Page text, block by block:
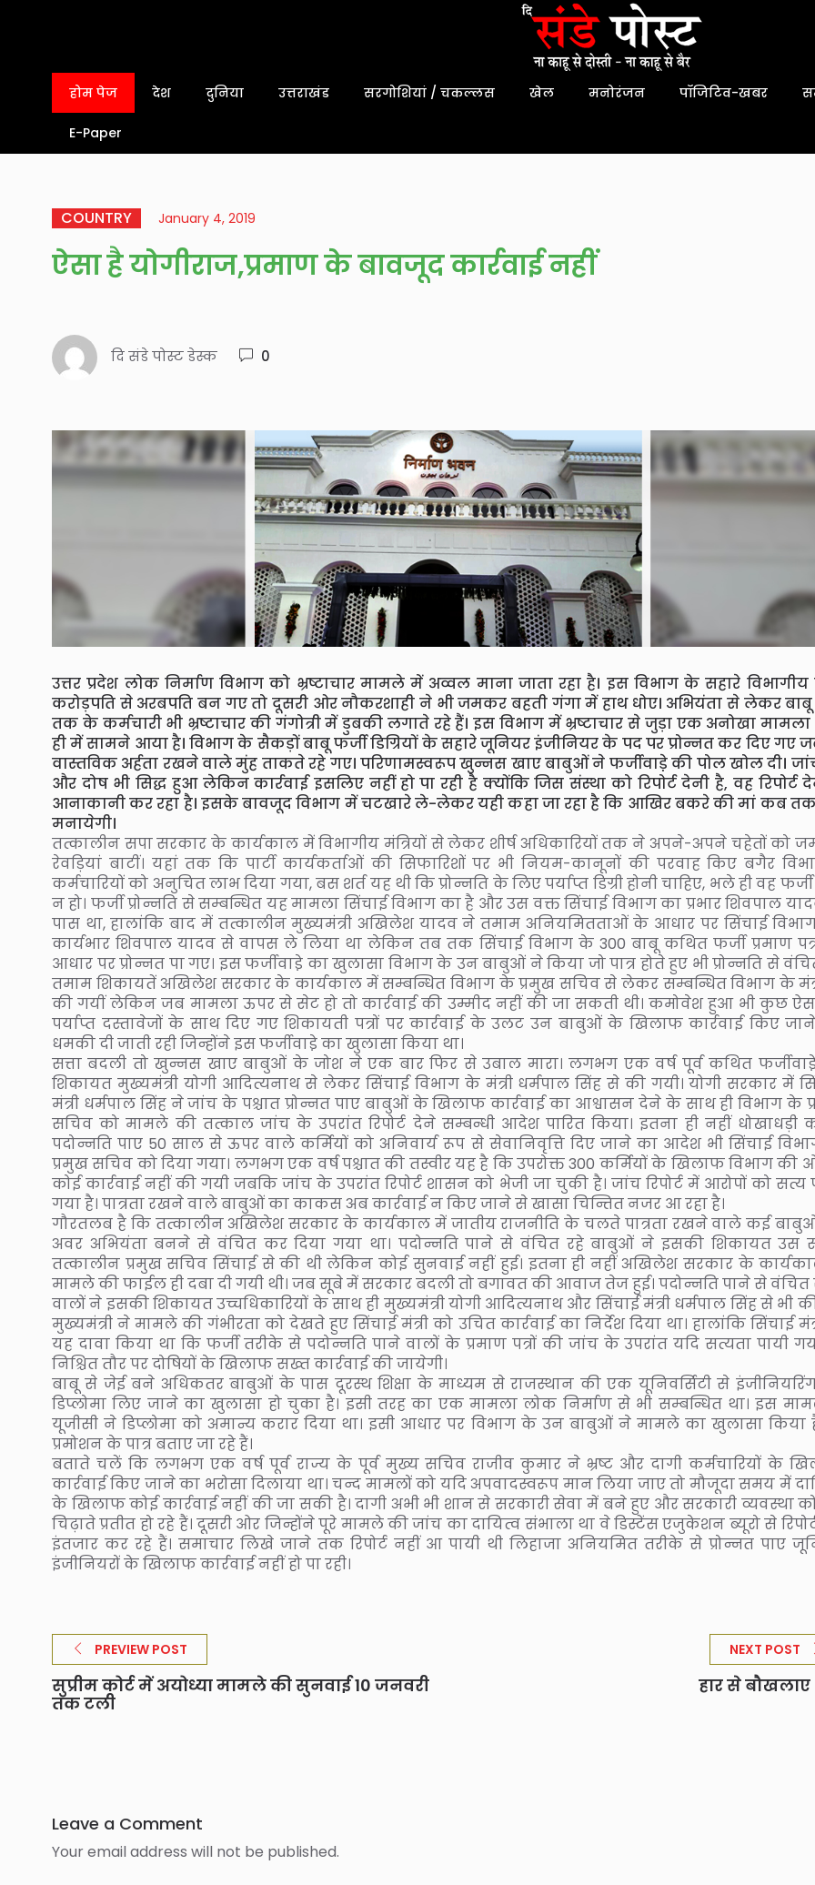
होम पेज देश दुनिया उत्तराखंड सरगोशियां / चकल्लस खेल मनोरंजन पॉजिटिव-खबर
E-Paper
COUNTRY January 4, 2019
ऐसा है योगीराज,प्रमाण के बावजूद कार्रवाई नहीं
दि संडे पोस्ट डेस्क 0
उत्तर प्रदेश लोक निर्माण विभाग को भ्रष्टाचार मामले में अव्वल माना जाता रहा है। इस विभाग के सहारे विभागीय
करोड़पति से अरबपति बन गए तो दूसरी ओर नौकरशाही ने भी जमकर बहती गंगा में हाथ धोए। अभियंता से लेकर बाबू
तक के कर्मचारी भी भ्रष्टाचार की गंगोत्री में डुबकी लगाते रहे हैं। इस विभाग में भ्रष्टाचार से जुड़ा एक अनोखा
ही में सामने आया है। विभाग के सैकड़ों बाबू फर्जी डिग्रियों के सहारे जूनियर इंजीनियर के पद पर प्रोन्नत कर दिए गए
वास्तविक अर्हता रखने वाले मुंह ताकते रहे गए। परिणामस्वरूप खुन्नस खाए बाबुओं ने फर्जीवाडे़ की पोल खोल दी।
और दोष भी सिद्ध हुआ लेकिन कार्रवाई इसलिए नहीं हो पा रही है क्योंकि जिस संस्था को रिपोर्ट देनी है, वह रिपोर्ट
आनाकानी कर रहा है। इसके बावजूद विभाग में चटखारे ले-लेकर यही कहा जा रहा है कि आखिर बकरे की मां कब
मनायेगी।
तत्कालीन सपा सरकार के कार्यकाल में विभागीय मंत्रियों से लेकर शीर्ष अधिकारियों तक ने अपने-अपने चहेतों को
रेवड़ियां बाटीं। यहां तक कि पार्टी कार्यकर्ताओं की सिफारिशों पर भी नियम-कानूनों की परवाह किए बगैर
कर्मचारियों को अनुचित लाभ दिया गया, बस शर्त यह थी कि प्रोन्नति के लिए पर्याप्त डिग्री होनी चाहिए, भले ही वह
न हो। फर्जी प्रोन्नति से सम्बन्धित यह मामला सिंचाई विभाग का है और उस वक्त सिंचाई विभाग का प्रभार शिवपाल
पास था, हालांकि बाद में तत्कालीन मुख्यमंत्री अखिलेश यादव ने तमाम अनियमितताओं के आधार पर सिंचाई
कार्यभार शिवपाल यादव से वापस ले लिया था लेकिन तब तक सिंचाई विभाग के 300 बाबू कथित फर्जी प्रमाण
आधार पर प्रोन्नत पा गए। इस फर्जीवाडे़ का खुलासा विभाग के उन बाबुओं ने किया जो पात्र होते हुए भी प्रोन्नति से
तमाम शिकायतें अखिलेश सरकार के कार्यकाल में सम्बन्धित विभाग के प्रमुख सचिव से लेकर सम्बन्धित विभाग के
की गयीं लेकिन जब मामला ऊपर से सेट हो तो कार्रवाई की उम्मीद नहीं की जा सकती थी। कमोवेश हुआ भी कुछ ऐसा
पर्याप्त दस्तावेजों के साथ दिए गए शिकायती पत्रों पर कार्रवाई के उलट उन बाबुओं के खिलाफ कार्रवाई किए
धमकी दी जाती रही जिन्होंने इस फर्जीवाडे़ का खुलासा किया था।
सत्ता बदली तो खुन्नस खाए बाबुओं के जोश ने एक बार फिर से उबाल मारा। लगभग एक वर्ष पूर्व कथित
शिकायत मुख्यमंत्री योगी आदित्यनाथ से लेकर सिंचाई विभाग के मंत्री धर्मपाल सिंह से की गयी। योगी सरकार में
मंत्री धर्मपाल सिंह ने जांच के पश्चात प्रोन्नत पाए बाबुओं के खिलाफ कार्रवाई का आश्वासन देने के साथ ही विभाग के
सचिव को मामले की तत्काल जांच के उपरांत रिपोर्ट देने सम्बन्धी आदेश पारित किया। इतना ही नहीं धोखाधड़ी
पदोन्नति पाए 50 साल से ऊपर वाले कर्मियों को अनिवार्य रूप से सेवानिवृत्ति दिए जाने का आदेश भी सिंचाई
प्रमुख सचिव को दिया गया। लगभग एक वर्ष पश्चात की तस्वीर यह है कि उपरोक्त 300 कर्मियों के खिलाफ विभाग की
कोई कार्रवाई नहीं की गयी जबकि जांच के उपरांत रिपोर्ट शासन को भेजी जा चुकी है। जांच रिपोर्ट में आरोपों को सत्य
गया है। पात्रता रखने वाले बाबुओं का काकस अब कार्रवाई न किए जाने से खासा चिन्तित नजर आ रहा है।
गौरतलब है कि तत्कालीन अखिलेश सरकार के कार्यकाल में जातीय राजनीति के चलते पात्रता रखने वाले कई
अवर अभियंता बनने से वंचित कर दिया गया था। पदोन्नति पाने से वंचित रहे बाबुओं ने इसकी शिकायत उस
तत्कालीन प्रमुख सचिव सिंचाई से की थी लेकिन कोई सुनवाई नहीं हुई। इतना ही नहीं अखिलेश सरकार के
मामले की फाईल ही दबा दी गयी थी। जब सूबे में सरकार बदली तो बगावत की आवाज तेज हुई। पदोन्नति पाने से वंचित
वालों ने इसकी शिकायत उच्चधिकारियों के साथ ही मुख्यमंत्री योगी आदित्यनाथ और सिंचाई मंत्री धर्मपाल सिंह से भी
मुख्यमंत्री ने मामले की गंभीरता को देखते हुए सिंचाई मंत्री को उचित कार्रवाई का निर्देश दिया था। हालांकि सिंचाई
यह दावा किया था कि फर्जी तरीके से पदोन्नति पाने वालों के प्रमाण पत्रों की जांच के उपरांत यदि सत्यता पायी
निश्चित तौर पर दोषियों के खिलाफ सख्त कार्रवाई की जायेगी।
बाबू से जेई बने अधिकतर बाबुओं के पास दूरस्थ शिक्षा के माध्यम से राजस्थान की एक यूनिवर्सिटी से
डिप्लोमा लिए जाने का खुलासा हो चुका है। इसी तरह का एक मामला लोक निर्माण से भी सम्बन्धित था। इस
यूजीसी ने डिप्लोमा को अमान्य करार दिया था। इसी आधार पर विभाग के उन बाबुओं ने मामले का खुलासा किया
प्रमोशन के पात्र बताए जा रहे हैं।
बताते चलें कि लगभग एक वर्ष पूर्व राज्य के पूर्व मुख्य सचिव राजीव कुमार ने भ्रष्ट और दागी कर्मचारियों के
कार्रवाई किए जाने का भरोसा दिलाया था। चन्द मामलों को यदि अपवादस्वरूप मान लिया जाए तो मौजूदा समय में
के खिलाफ कोई कार्रवाई नहीं की जा सकी है। दागी अभी भी शान से सरकारी सेवा में बने हुए और सरकारी व्यवस्था
चिढ़ाते प्रतीत हो रहे हैं। दूसरी ओर जिन्होंने पूरे मामले की जांच का दायित्व संभाला था वे डिस्टेंस एजुकेशन ब्यूरो से
इंतजार कर रहे हैं। समाचार लिखे जाने तक रिपोर्ट नहीं आ पायी थी लिहाजा अनियमित तरीके से प्रोन्नत पाए
इंजीनियरों के खिलाफ कार्रवाई नहीं हो पा रही।
PREVIEW POST
सुप्रीम कोर्ट में अयोध्या मामले की सुनवाई 10 जनवरी
तक टली
NEXT POST
हार से बौखलाए
Leave a Comment
Your email address will not be published.